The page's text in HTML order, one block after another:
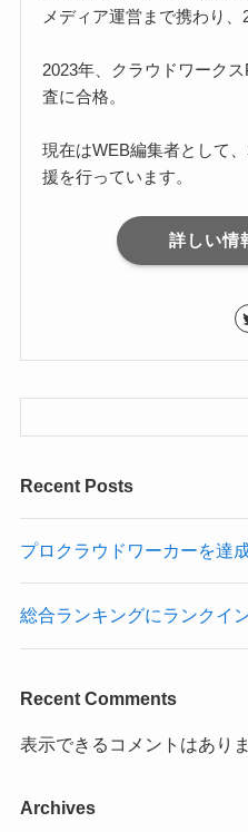
メディア運営まで携わり、
2023年、クラウドワーク
査に合格。
現在はWEB編集者として
援を行っています。
詳しい情
Recent Posts
プロクラウドワーカーを達
総合ランキングにランクイ
Recent Comments
表示できるコメントはありま
Archives